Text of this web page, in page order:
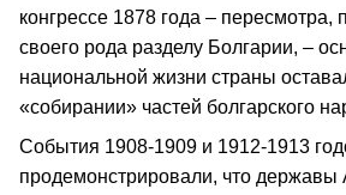
конгрессе 1878 года – пересмотра,
своего рода разделу Болгарии, –
национальной жизни страны
«собирании» частей болгарского
События 1908‑1909 и 1912‑1913
продемонстрировали, что державы